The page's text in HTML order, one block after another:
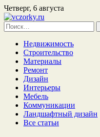
Четверг, 6 августа
Найти:
Недвижимость
Строительство
Материалы
Ремонт
Дизайн
Интерьеры
Мебель
Коммуникации
Ландшафтный дизайн
Все статьи